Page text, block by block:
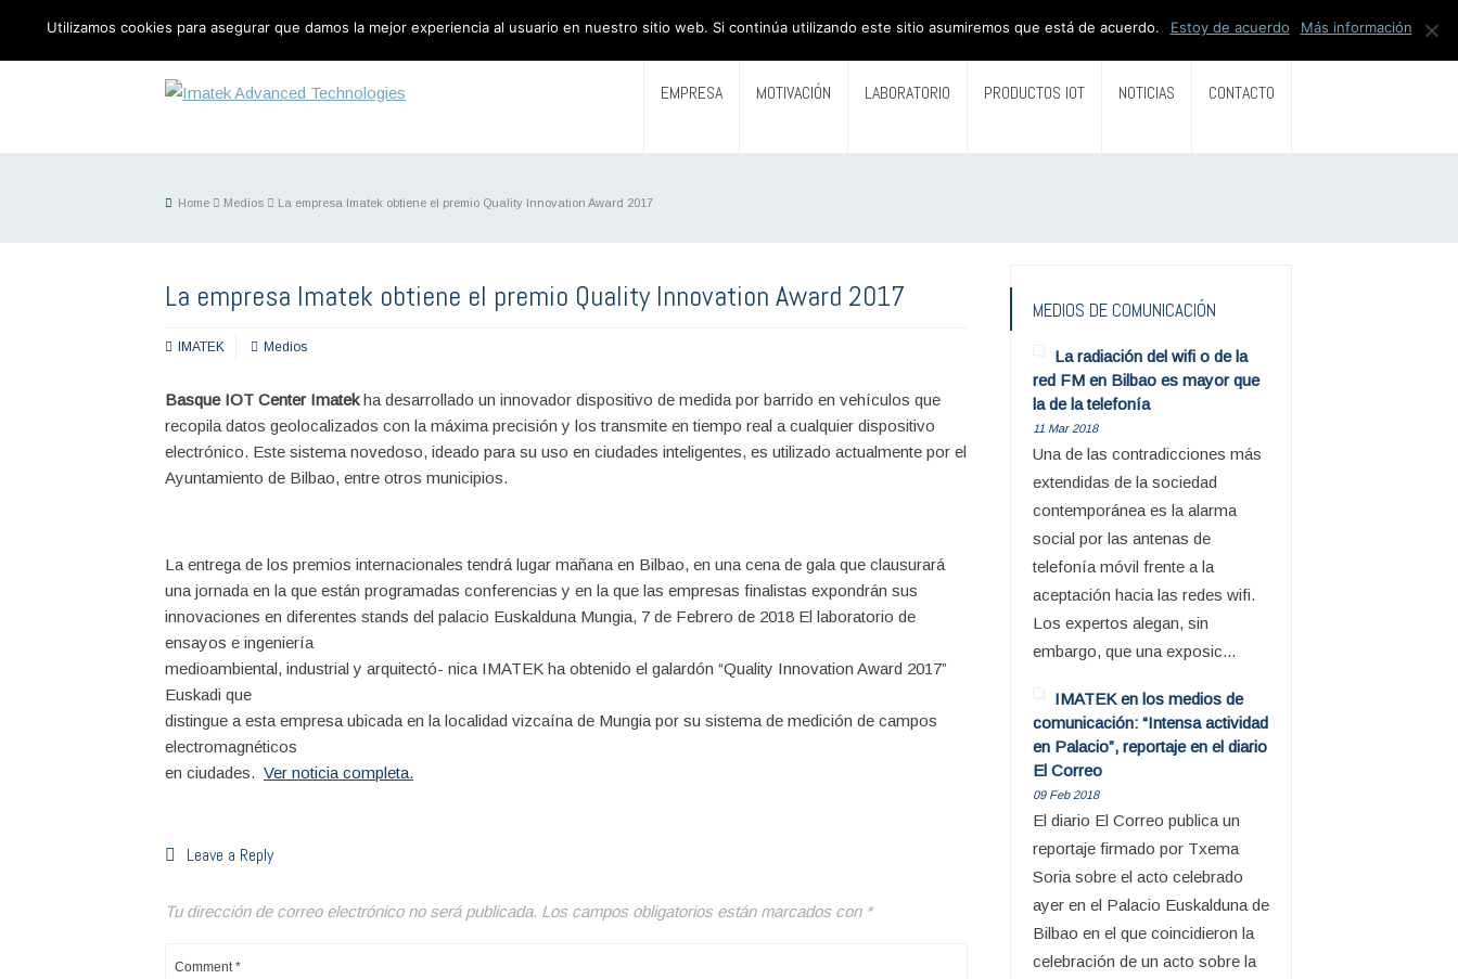
EMPRESA MOTIVACIÓN LABORATORIO PRODUCTOS IOT NOTICIAS CONTACTO
Home Medios La empresa Imatek obtiene el premio Quality Innovation Award 2017
La empresa Imatek obtiene el premio Quality Innovation Award 2017
IMATEK Medios
Basque IOT Center Imatekha desarrollado un innovador dispositivo de medida por barrido en vehículos que
recopila datos geolocalizados con la máxima precisión y los transmite en tiempo real a cualquier dispositivo
electrónico. Este sistema novedoso, ideado para su uso en ciudades inteligentes, es utilizado actualmente por el
Ayuntamiento de Bilbao, entre otros municipios.
La entrega de los premios internacionales tendrá lugar mañana en Bilbao, en una cena de gala que clausurará
una jornada en la que están programadas conferencias y en la que las empresas finalistas expondrán sus
innovaciones en diferentes stands del palacio Euskalduna Mungia, 7 de Febrero de 2018 El laboratorio de
ensayos e ingeniería
medioambiental, industrial y arquitectó- nica IMATEK ha obtenido el galardón “Quality Innovation Award 2017”
Euskadi que
distingue a esta empresa ubicada en la localidad vizcaína de Mungia por su sistema de medición de campos
electromagnéticos
en ciudades. Ver noticia completa.
Leave a Reply
Tu dirección de correo electrónico no será publicada. Los campos obligatorios están marcados con *
MEDIOS DE COMUNICACIÓN
La radiación del wifi o de la
red FM en Bilbao es mayor que
la de la telefonía
11 Mar 2018
Una de las contradicciones más
extendidas de la sociedad
contemporánea es la alarma
social por las antenas de
telefonía móvil frente a la
aceptación hacia las redes wifi.
Los expertos alegan, sin
embargo, que una exposic...
IMATEK en los medios de
comunicación: “Intensa actividad
en Palacio”, reportaje en el diario
El Correo
09 Feb 2018
El diario El Correo publica un
reportaje firmado por Txema
Soria sobre el acto celebrado
ayer en el Palacio Euskalduna de
Bilbao en el que coincidieron la
celebración de un acto sobre la
Utilizamos cookies para asegurar que damos la mejor experiencia al usuario en nuestro sitio web. Si continúa utilizando este sitio asumiremos que está de acuerdo. Estoy de acuerdo Más información